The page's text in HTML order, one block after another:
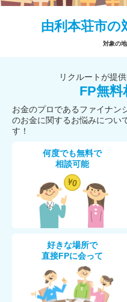
由利本荘市の
対象の
リクルートが提
FP無料
お金のプロであるファイナン
のお金に関するお悩みについ
す！
何度でも無料で
相談可能
好きな場所で
直接FPに会って